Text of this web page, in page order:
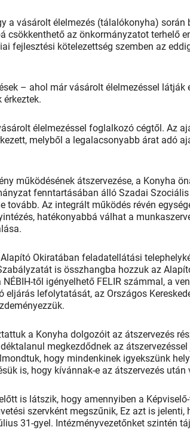
a vásárolt élelmezés (tálalókonyha)
csökkenthető az önkormányzatot terhelő
fejlesztési kötelezettség szemben az
– ahol már vásárolt élelmezéssel
érkeztek.
élelmezéssel foglalkozó cégtől. Az
melyből a legalacsonyabb árat adó
működésének átszervezése, a Konyha
fenntartásában álló Szadai
tovább. Az integrált működés révén
hatékonyabbá válhat a
Okiratában feladatellátási
is összhangba hozzuk az
től igényelhető FELIR számmal, a
eljárás lefolytatását, az Országos
a Konyha dolgozóit az átszervezés
megkezdődnek az
hogy mindenkinek igyekszünk
is, hogy kívánnak-e az átszervezés
is látszik, hogy amennyiben a
szervként megszűnik, Ez azt is jelenti,
31-gyel. Intézményvezetőnket szintén